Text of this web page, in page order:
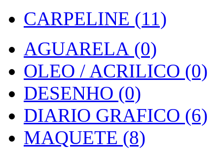
CARPELINE (11)
AGUARELA (0)
OLEO / ACRILICO (0)
DESENHO (0)
DIARIO GRAFICO (6)
MAQUETE (8)